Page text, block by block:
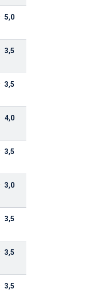
5,0
3,5
3,5
4,0
3,5
3,0
3,5
3,5
3,5